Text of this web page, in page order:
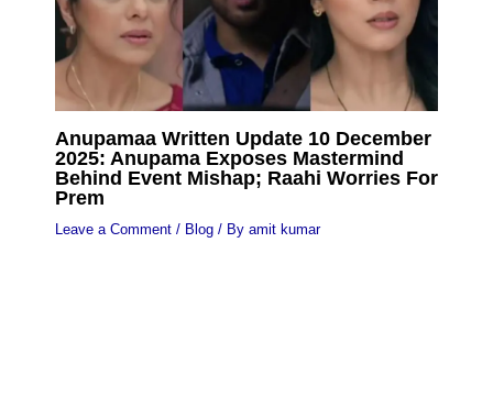
Anupamaa Written Update 10 December
2025: Anupama Exposes Mastermind
Behind Event Mishap; Raahi Worries For
Prem
Leave a Comment / Blog/ By amit kumar